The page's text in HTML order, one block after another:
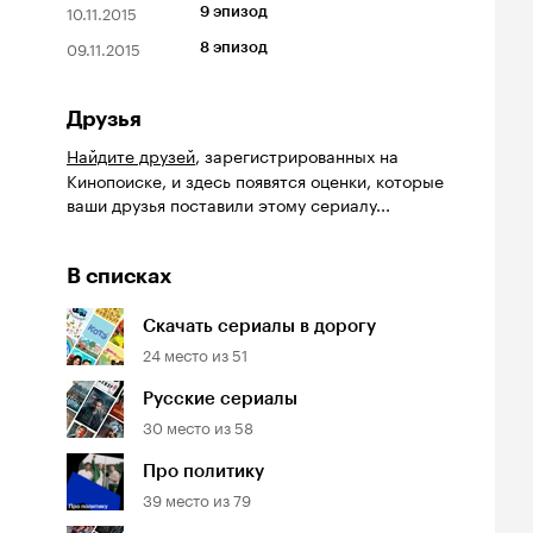
10.11.2015 9 эпизод
09.11.2015 8 эпизод
Друзья
Найдите друзей, зарегистрированных на
Кинопоиске, и здесь появятся оценки, которые
ваши друзья поставили этому сериалу...
В списках
Скачать сериалы в дорогу
24 место из 51
Русские сериалы
30 место из 58
Про политику
39 место из79